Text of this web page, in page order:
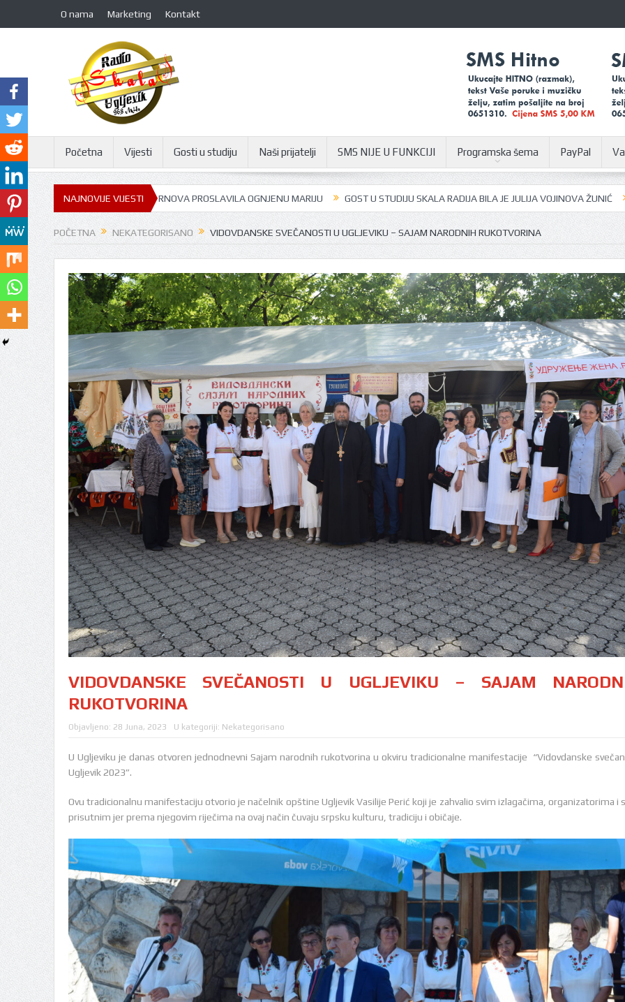
O nama Marketing Kontakt
Početna Vijesti Gosti u studiju Naši prijatelji SMS NIJE U FUNKCIJI Programska šema PayPal
NAJNOVIJE VIJESTI
TRNOVA PROSLAVILA OGNJENU MARIJU GOST U STUDIJU SKALA RADIJA BILA JE JULIJA VOJINOVA ŽUNIĆ U SUSRET SAJMU ŠLJIVE,
POČETNA NEKATEGORISANO VIDOVDANSKE SVEČANOSTI U UGLJEVIKU – SAJAM NARODNIH RUKOTVORINA
VIDOVDANSKE SVEČANOSTI U UGLJEVIKU – SAJAM
RUKOTVORINA
Objavljeno: 28 Juna, 2023 U kategoriji: Nekategorisano
U Ugljeviku je danas otvoren jednodnevni Sajam narodnih rukotvorina u okviru tradicionalne manifestacije “Vidovdanske
Ugljevik 2023”.
Ovu tradicionalnu manifestaciju otvorio je načelnik opštine Ugljevik Vasilije Perić koji je zahvalio svim izlagačima, organizatorima i
prisutnim jer prema njegovim riječima na ovaj način čuvaju srpsku kulturu, tradiciju i običaje.